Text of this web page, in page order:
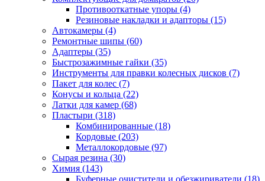
Противооткатные упоры (4)
Резиновые накладки и адапторы (15)
Автокамеры (4)
Ремонтные шипы (60)
Адаптеры (35)
Быстрозажимные гайки (35)
Инструменты для правки колесных дисков (7)
Пакет для колес (7)
Конусы и кольца (22)
Латки для камер (68)
Пластыри (318)
Комбинированные (18)
Кордовые (203)
Металлокордовые (97)
Сырая резина (30)
Химия (143)
Буферные очистители и обезжириватели (18)